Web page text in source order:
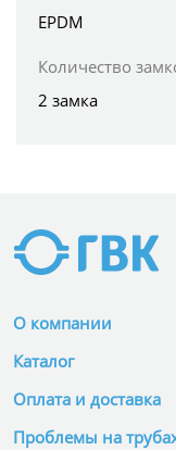
EPDM
Количество
2 замка
О компании
Каталог
Оплата и доставка
Проблемы на